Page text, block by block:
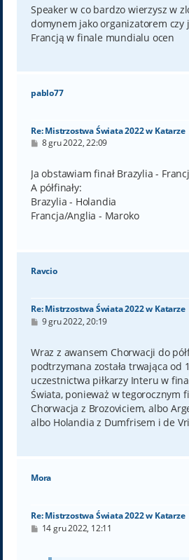
t
Speaker w co bardzo wierzysz w
domynem jako organizatorem czy
Francją w finale mundialu ocen
pablo77
Re: Mistrzostwa Świata 2022 w Katarze
P
t
8 gru 2022, 22:09
Ja obstawiam finał Brazylia -
A półfinały:
Brazylia - Holandia
Francja/Anglia - Maroko
Ravcio
Re: Mistrzostwa Świata 2022 w Katarze
P
t
9 gru 2022, 20:19
Wraz z awansem Chorwacji do
podtrzymana została trwająca od
uczestnictwa piłkarzy Interu w
Świata, ponieważ w tegorocznym
Chorwacja z Brozoviciem, albo
albo Holandia z Dumfrisem i de
Mora
Re: Mistrzostwa Świata 2022 w Katarze
P14 gru 2022, 12:11